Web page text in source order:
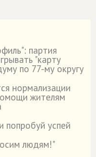
партия
"карту
по 77-му округу
нормализации
жителям
попробуй успей
людям!"